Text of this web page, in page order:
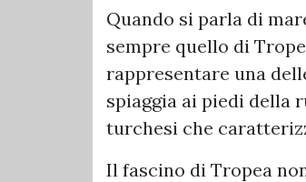
Quando si parla di
sempre quello di
rappresentare una
spiaggia ai piedi della
turchesi che
Il fascino di Tropea